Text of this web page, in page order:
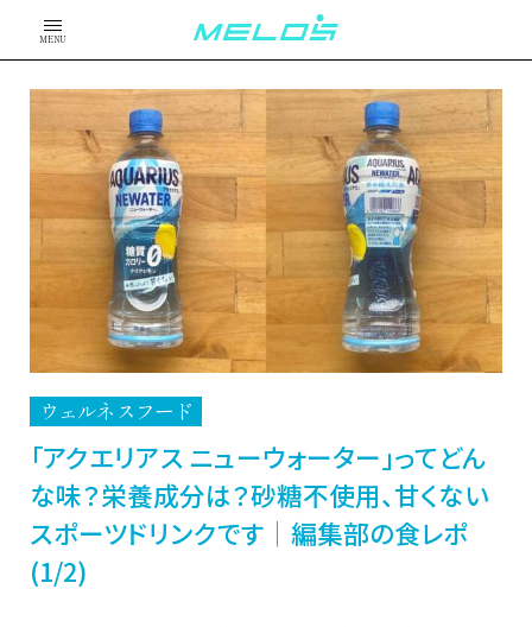
MENU
ウェルネスフード
「アクエリアス ニューウォーター」ってどん
な味？栄養成分は？砂糖不使用、甘くない
スポーツドリンクです｜編集部の食レポ
(1/2)